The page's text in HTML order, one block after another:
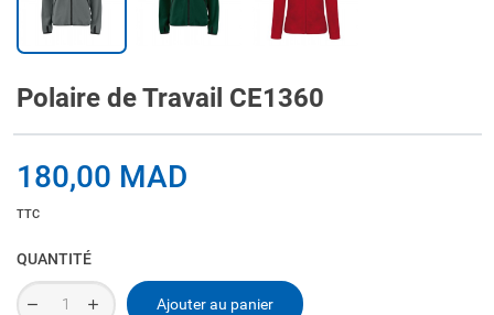
Polaire de Travail CE1360
180,00 MAD
TTC
QUANTITÉ
Ajouter au panier